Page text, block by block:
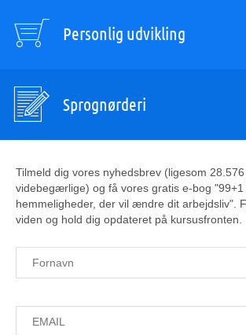
Personlig udvikling
Sprognørderi
Tilmeld dig vores nyhedsbrev (ligesom
videbegærlige) og få vores gratis e-bog "99+1
hemmeligheder, der vil ændre dit arbejdsliv".
viden og hold dig opdateret på kursusfronten.